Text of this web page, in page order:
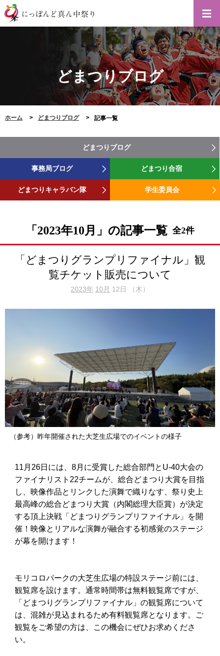
どまつりブログ
ホーム どまつりブログ 記事一覧
どまつりブログ
事務局ブログ どまつり合宿
どまつりキャラバン隊 学生委員会
「2023年10月」の記事一覧 全2件
「どまつりグランプリファイナル」観
覧チケット販売について
2023年 10月 12日 （木）
（参考）昨年開催された大芝生広場でのイベントの様子
11月26日には、8月に受賞した総合部門とU-40大会の
ファイナリスト22チームが、総合どまつり大賞を目指
し、映像作品とリンクした演舞で織りなす、祭り史上
最高峰の総合どまつり大賞（内閣総理大臣賞）が決定
する頂上決戦「どまつりグランプリファイナル」を開
催！映像とリアルな演舞が融合する初感覚のステージ
が幕を開けます！
モリコロパークの大芝生広場の特設ステージ前には、
観覧席を設けます。通常時間帯は無料観覧席ですが、
「どまつりグランプリファイナル」の観覧席について
は、混雑が見込まれるため有料観覧席となります。ご
観覧をご希望の方は、この機会にぜひお求めくださ
い。